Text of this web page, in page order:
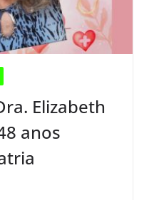
Elizabeth
anos